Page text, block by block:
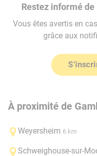
Restez informé
Vous êtes avertis en
grâce aux
À proximité de
Weyersheim 6 km
Schweighouse-sur-